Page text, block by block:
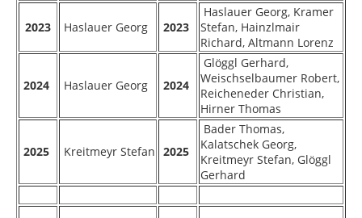
2023 Haslauer Georg 2023
Haslauer Georg, Kramer
Stefan, Hainzlmair
Richard, Altmann Lorenz
2024 Haslauer Georg 2024
Glöggl Gerhard,
Weischselbaumer Robert,
Reicheneder Christian,
Hirner Thomas
2025 Kreitmeyr Stefan 2025
Bader Thomas,
Kalatschek Georg,
Kreitmeyr Stefan, Glöggl
Gerhard